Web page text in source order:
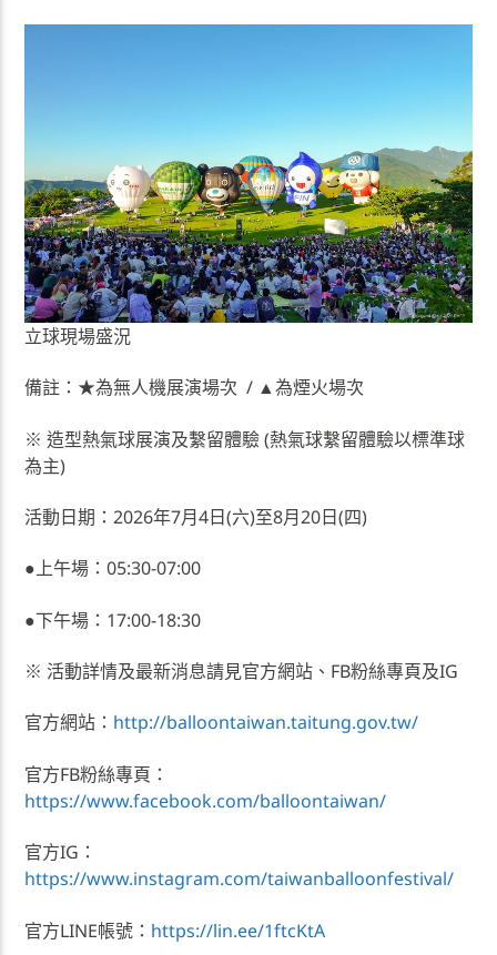
立球現場盛況
備註：★為無人機展演場次 / ▲為煙火場次
※ 造型熱氣球展演及繫留體驗 (熱氣球繫留體驗以標準球
為主)
活動日期：2026年7月4日(六)至8月20日(四)
●上午場：05:30-07:00
●下午場：17:00-18:30
※ 活動詳情及最新消息請見官方網站、FB粉絲專頁及IG
官方網站： http://balloontaiwan.taitung.gov.tw/
官方FB粉絲專頁：
https://www.facebook.com/balloontaiwan/
官方IG：
https://www.instagram.com/taiwanballoonfestival/
官方LINE帳號： https://lin.ee/1ftcKtA